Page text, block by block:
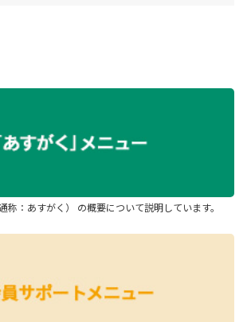
称：あすがく） の概要について説明しています。